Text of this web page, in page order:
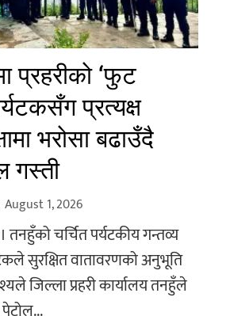
प्रहरीको ‘फुट
प्रत्यक्ष
भरोसा बढाउँदै
गस्ती
August 1, 2026
तनहुँको चर्चित पर्यटकीय गन्तव्य
सुरक्षित वातावरणको अनुभूति
जिल्ला प्रहरी कार्यालय तनहुँले